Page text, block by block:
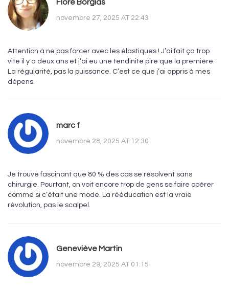
Flore Borgias
novembre 27, 2025 AT 22:43
Attention à ne pas forcer avec les élastiques ! J’ai fait ça trop
vite il y a deux ans et j’ai eu une tendinite pire que la première.
La régularité, pas la puissance. C’est ce que j’ai appris à mes
dépens.
marc f
novembre 28, 2025 AT 12:30
Je trouve fascinant que 80 % des cas se résolvent sans
chirurgie. Pourtant, on voit encore trop de gens se faire opérer
comme si c’était une mode. La rééducation est la vraie
révolution, pas le scalpel.
Geneviève Martin
novembre 29, 2025 AT 01:15